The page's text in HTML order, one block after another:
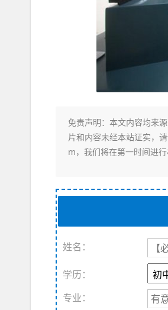
免责声明：本文内容均来
片和内容未经本站证实，
m，我们将在第一时间进行
姓名：
学历：
专业：